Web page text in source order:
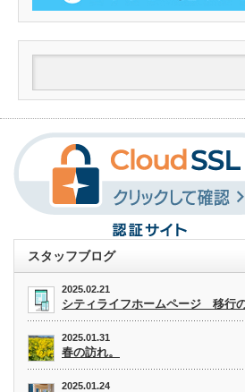
スタッフブログ
2025.02.21
シティライフホームページ 移行
2025.01.31
春の訪れ。
2025.01.24